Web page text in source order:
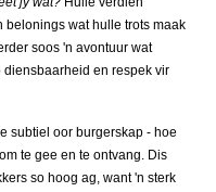
belonings wat hulle trots maak
soos 'n avontuur wat
en respek vir
subtiel oor burgerskap - hoe
te gee en te ontvang. Dis
so hoog ag, want 'n sterk